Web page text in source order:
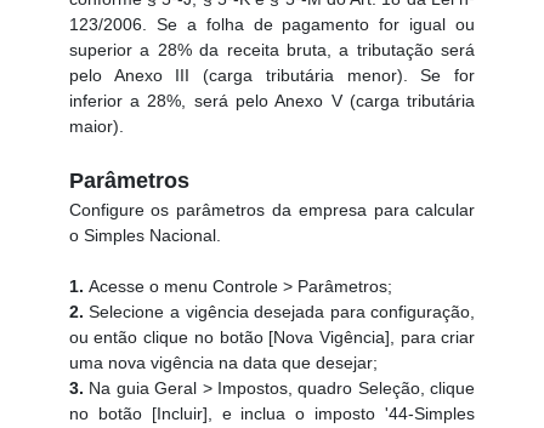
123/2006. Se a folha de pagamento for igual ou
superior a 28% da receita bruta, a tributação será
pelo Anexo III (carga tributária menor). Se for
inferior a 28%, será pelo Anexo V (carga tributária
maior).
Parâmetros
Configure os parâmetros da empresa para calcular
o Simples Nacional.
1. Acesse o menu Controle > Parâmetros;
2. Selecione a vigência desejada para configuração,
ou então clique no botão [Nova Vigência], para criar
uma nova vigência na data que desejar;
3. Na guia Geral > Impostos, quadro Seleção, clique
no botão [Incluir], e inclua o imposto '44-Simples